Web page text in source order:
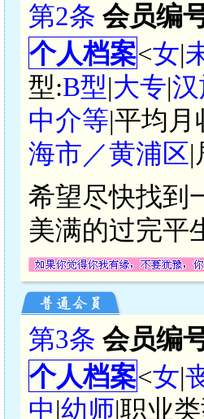
第2条 会员编
个人档案<女|
型:B型|大专|
中介等|平均月
海市／黄浦区|
希望尽快找到
美满的过完平
第3条 会员编
个人档案<女|
中|幼师|职业